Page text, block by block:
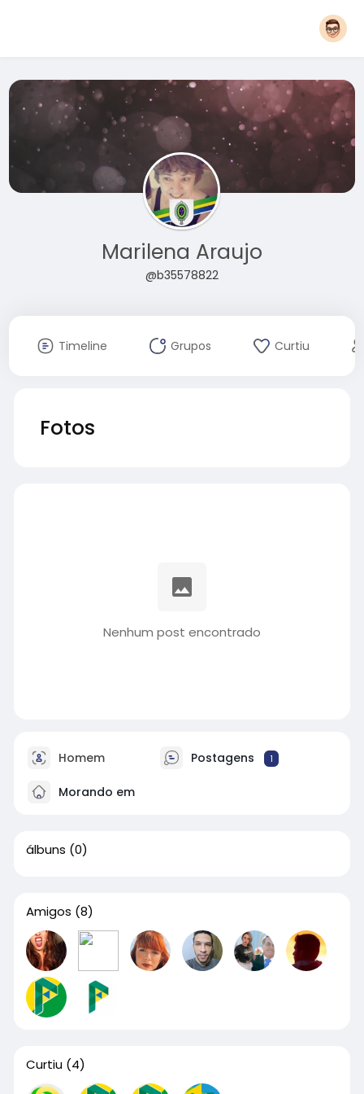
Marilena Araujo
@b35578822
Timeline Grupos Curtiu
Fotos
Nenhum post encontrado
Homem Postagens 1
Morando em
álbuns (0)
Amigos (8)
Curtiu (4)